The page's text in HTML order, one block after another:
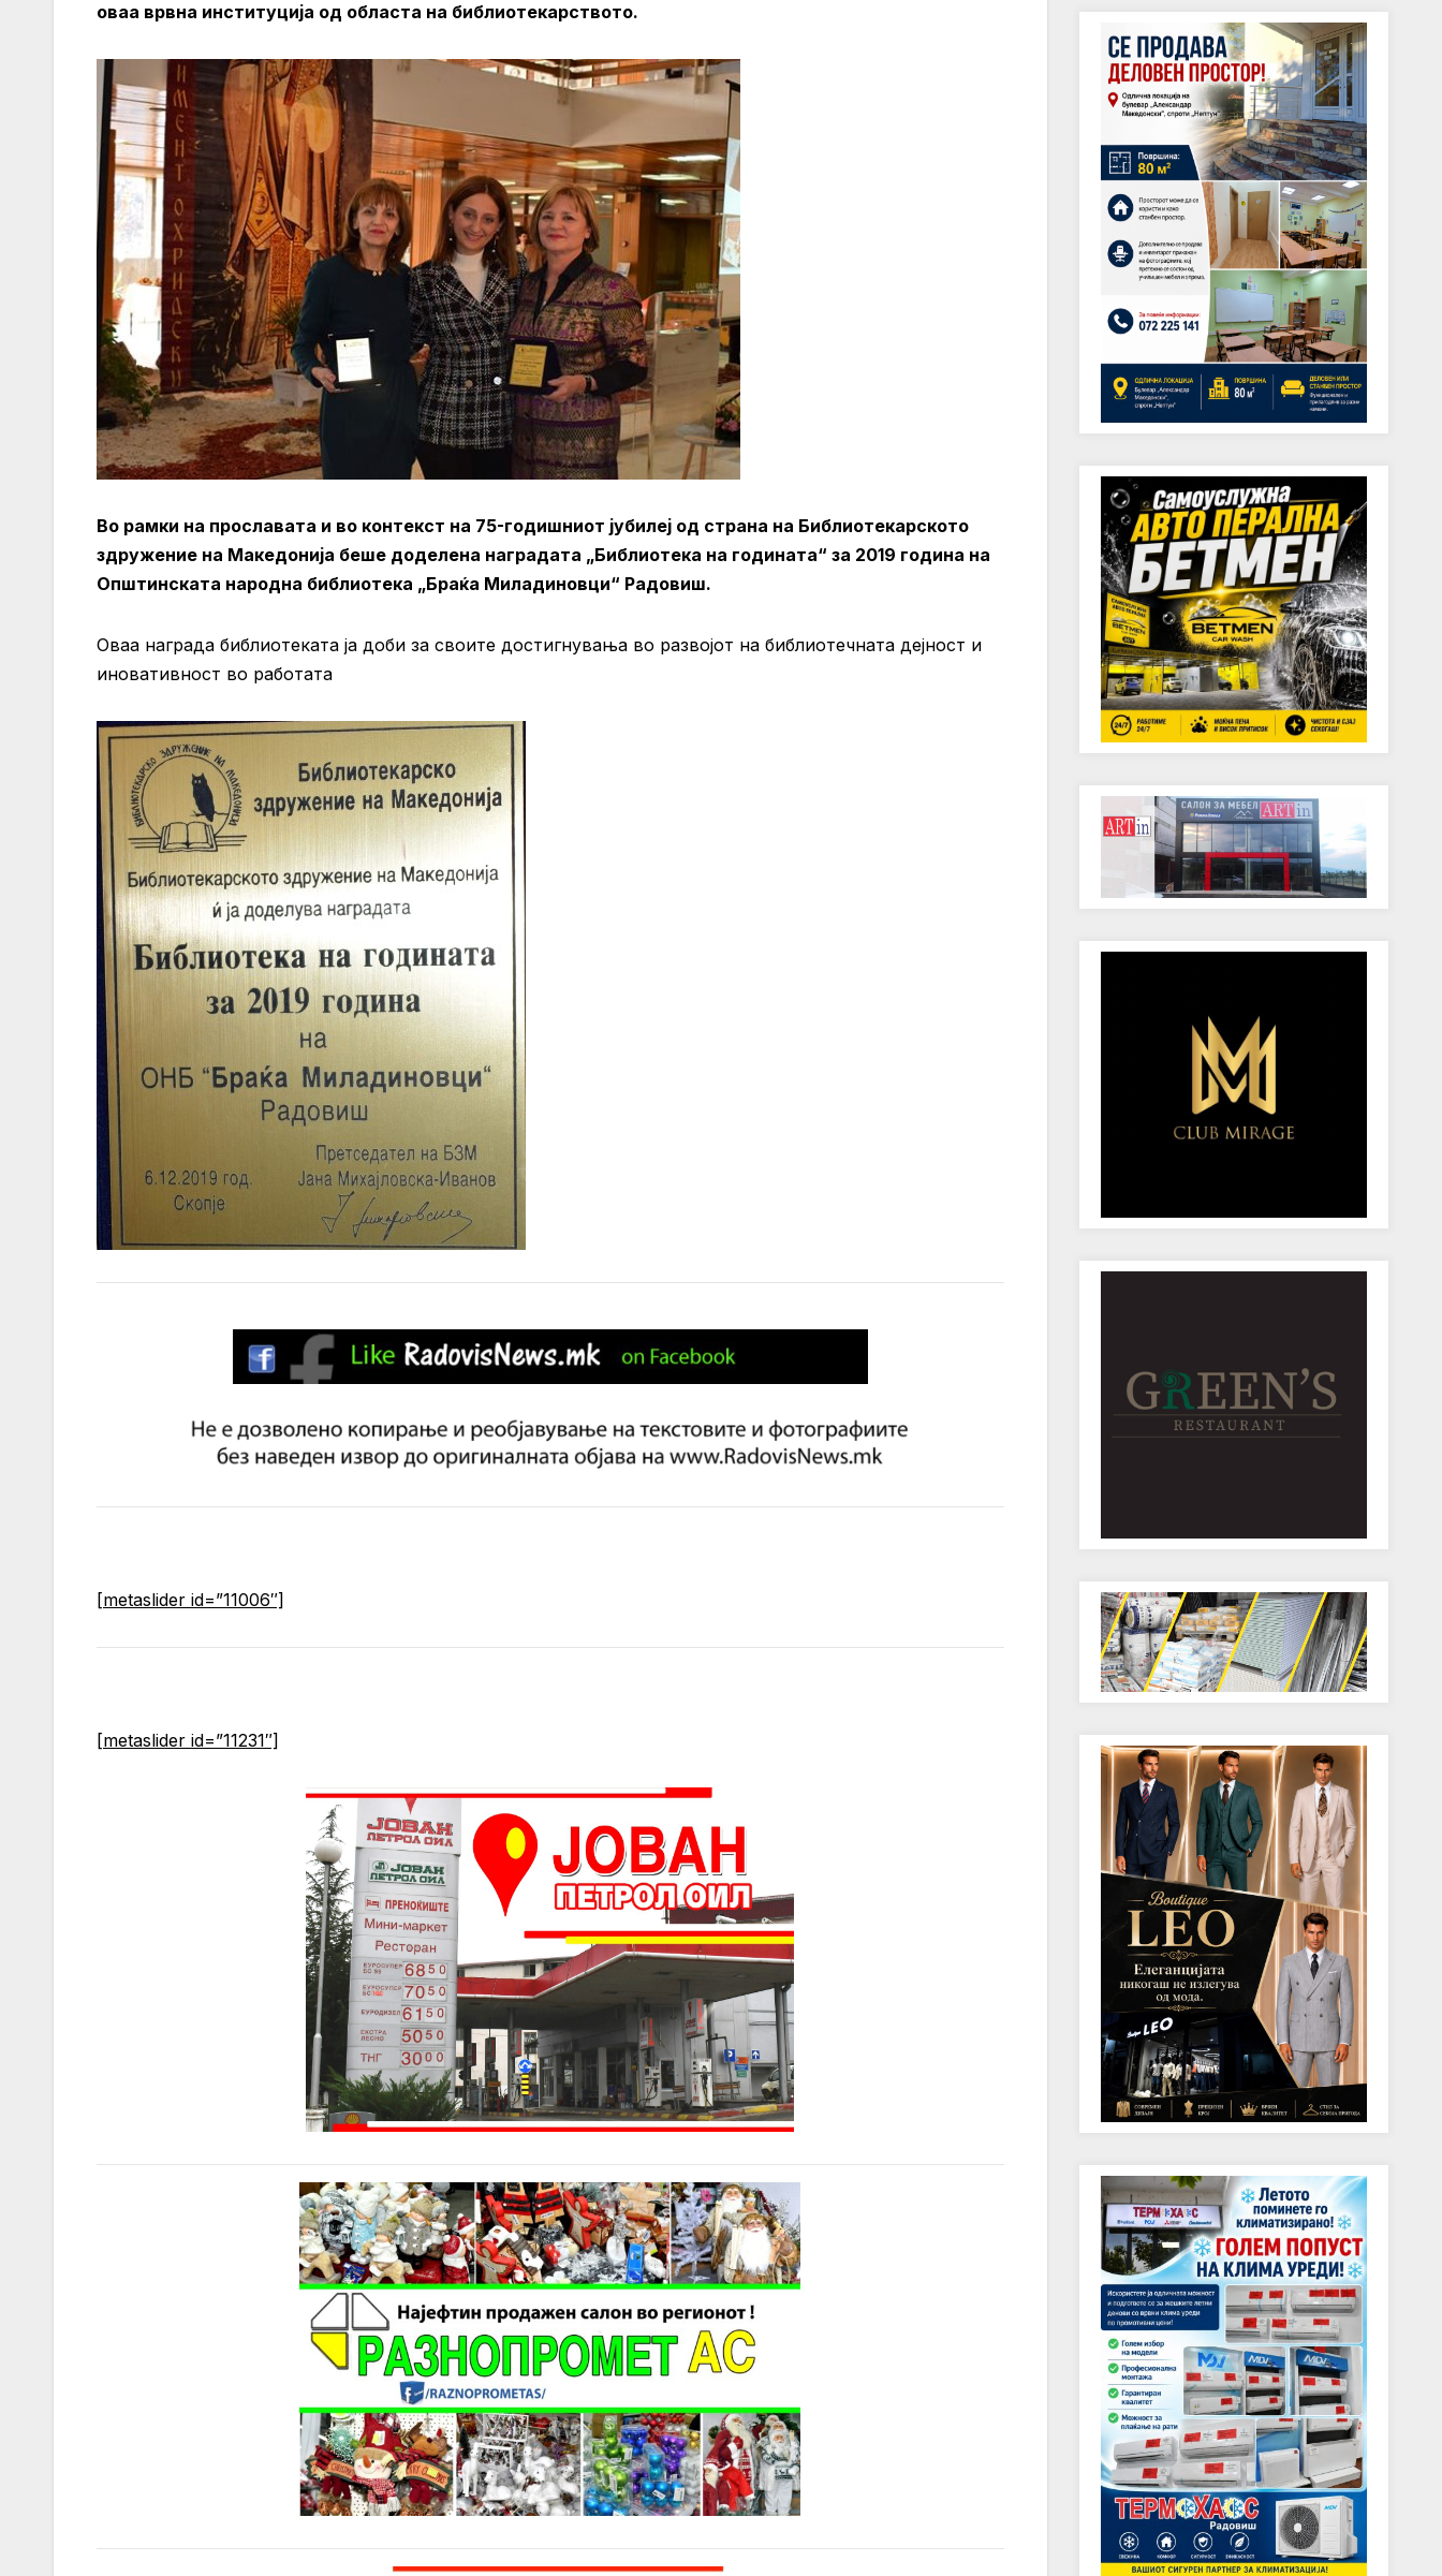
оваа врвна институција од областа на библиотекарството.
Во рамки на прославата и во контекст на 75-годишниот јубилеј од страна на Библиотекарското
здружение на Македонија беше доделена наградата „Библиотека на годината“ за 2019 година на
Општинската народна библиотека „Браќа Миладиновци“ Радовиш.
Оваа награда библиотеката ја доби за своите достигнувања во развојот на библиотечната дејност и
иновативност во работата
[metaslider id=”11006″]
[metaslider id=”11231″]